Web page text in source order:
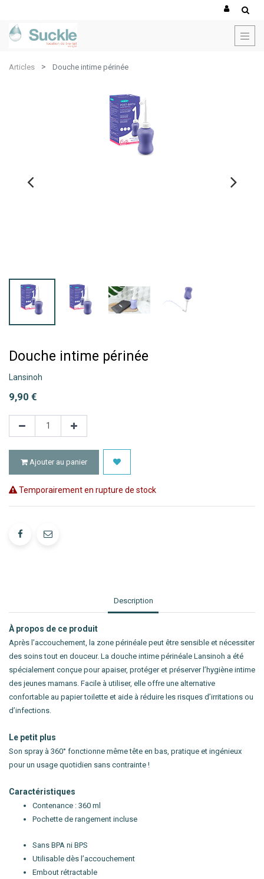
Articles Douche intime périnée
Douche intime périnée
Lansinoh
9,90 €
Ajouter au panier
Temporairement en rupture de stock
Description
À propos de ce produit
Après l’accouchement, la zone périnéale peut être sensible et nécessiter
des soins tout en douceur. La douche intime périnéale Lansinoh a été
spécialement conçue pour apaiser, protéger et préserver l’hygiène intime
des jeunes mamans. Facile à utiliser, elle offre une alternative
confortable au papier toilette et aide à réduire les risques d’irritations ou
d’infections.
Le petit plus
Son spray à 360° fonctionne même tête en bas, pratique et ingénieux
pour un usage quotidien sans contrainte !
Caractéristiques
Contenance : 360 ml
Pochette de rangement incluse
Sans BPA ni BPS
Utilisable dès l’accouchement
Embout rétractable